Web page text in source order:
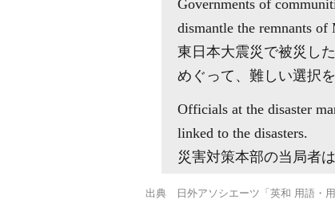
Governments of
dismantle the remnants of
東日本大震災で被災し
めぐって、難しい選択
Officials at the disaster
linked to the disasters.
災害対策本部の当局者
出典 日外アソシエーツ「英和 用語・用